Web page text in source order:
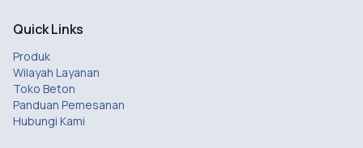
Quick Links
Produk
Wilayah Layanan
Toko Beton
Panduan Pemesanan
Hubungi Kami